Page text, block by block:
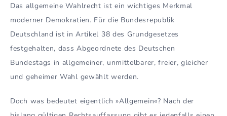
Das allgemeine Wahlrecht ist ein wichtiges Merkmal
moderner Demokratien. Für die Bundesrepublik
Deutschland ist in Artikel 38 des Grundgesetzes
festgehalten, dass Abgeordnete des Deutschen
Bundestags in allgemeiner, unmittelbarer, freier, gleicher
und geheimer Wahl gewählt werden.
Doch was bedeutet eigentlich »Allgemein«? Nach der